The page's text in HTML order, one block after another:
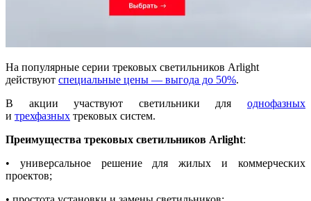
На популярные серии трековых светильников Arlight
действуют специальные цены — выгода до 50%.
В акции участвуют светильники для однофазных
и трехфазных трековых систем.
Преимущества трековых светильников Arlight:
• универсальное решение для жилых и коммерческих
проектов;